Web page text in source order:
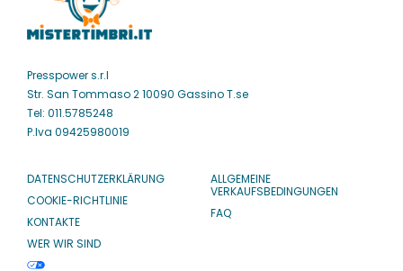
Presspower s.r.l
Str. San Tommaso 2 10090 Gassino T.se
Tel: 011.5785248
P.Iva 09425980019
DATENSCHUTZERKLÄRUNG
COOKIE-RICHTLINIE
KONTAKTE
WER WIR SIND
ALLGEMEINE
VERKAUFSBEDINGUNGEN
FAQ